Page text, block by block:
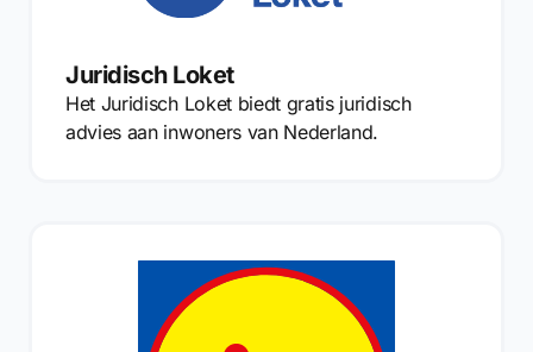
Juridisch Loket
Het Juridisch Loket biedt gratis juridisch
advies aan inwoners van Nederland.